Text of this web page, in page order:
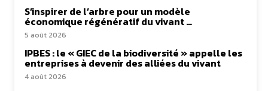
S’inspirer de l’arbre pour un modèle
économique régénératif du vivant …
5 août 2026
IPBES : le « GIEC de la biodiversité » appelle les
entreprises à devenir des alliées du vivant
4 août 2026